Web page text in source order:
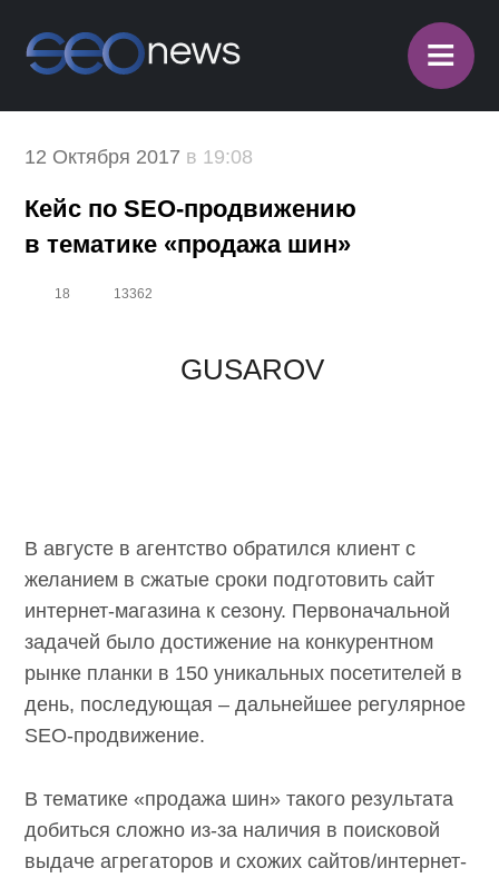
≡
12 Октября 2017 в 19:08
Кейс по SEO-продвижению в
тематике «продажа шин»
18 13362
GUSAROV
В августе в агентство обратился клиент с
желанием в сжатые сроки подготовить сайт
интернет-магазина к сезону.
Первоначальной задачей было достижение
на конкурентном рынке планки в 150
уникальных посетителей в день,
последующая – дальнейшее регулярное SEO-
В тематике «продажа шин» такого результата
добиться сложно из-за наличия в поисковой